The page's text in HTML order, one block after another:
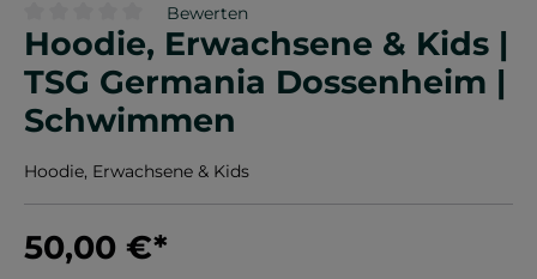
Durchschnittliche Bewertung von 0 von 5 Sternen
Bewerten
Hoodie, Erwachsene & Kids |
TSG Germania Dossenheim |
Schwimmen
Hoodie, Erwachsene & Kids
50,00 €*